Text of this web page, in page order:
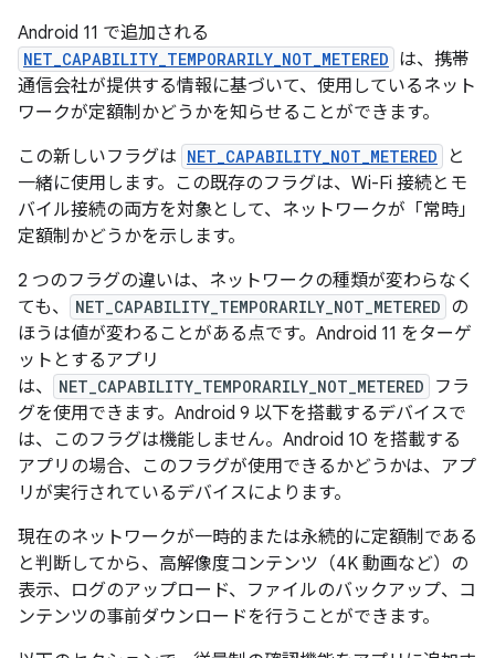
Android 11 で追加される
NET_CAPABILITY_TEMPORARILY_NOT_METERED は、携帯
通信会社が提供する情報に基づいて、使用しているネット
ワークが定額制かどうかを知らせることができます。
この新しいフラグは NET_CAPABILITY_NOT_METERED
と
一緒に使用します。この既存のフラグは、Wi-Fi 接続とモ
バイル接続の両方を対象として、ネットワークが 「常時」
定額制かどうかを示します。
2 つのフラグの違いは、ネットワークの種類が変わらなく
ても、
NET_CAPABILITY_TEMPORARILY_NOT_METERED の
ほうは値が変わることがある点です。Android 11 をターゲ
ットとするアプリ
は、
NET_CAPABILITY_TEMPORARILY_NOT_METERED
フラ
グを使用できます。Android 9 以下を搭載するデバイスで
は、このフラグは機能しません。Android 10 を搭載する
アプリの場合、このフラグが使用できるかどうかは、アプ
リが実行されているデバイスによります。
現在のネットワークが一時的または永続的に定額制である
と判断してから、高解像度コンテンツ（4K 動画など）の
表示、ログのアップロード、ファイルのバックアップ、コ
ンテンツの事前ダウンロードを行うことができます。